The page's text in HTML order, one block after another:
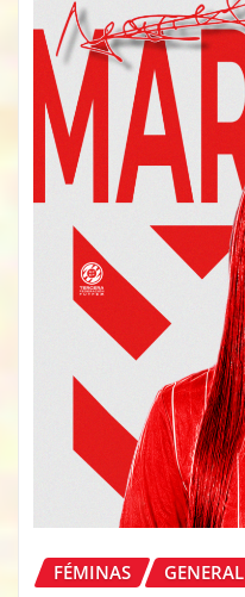
FÉMINAS GENERAL